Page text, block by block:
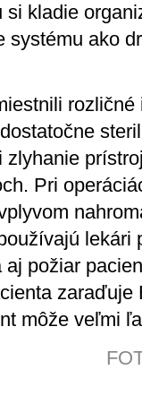
kladie
systému ako
Pri
lekári
požiar
môže veľmi